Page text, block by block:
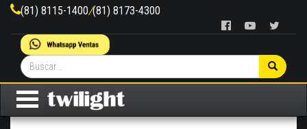
(81) 8115-1400/(81) 8173-4300